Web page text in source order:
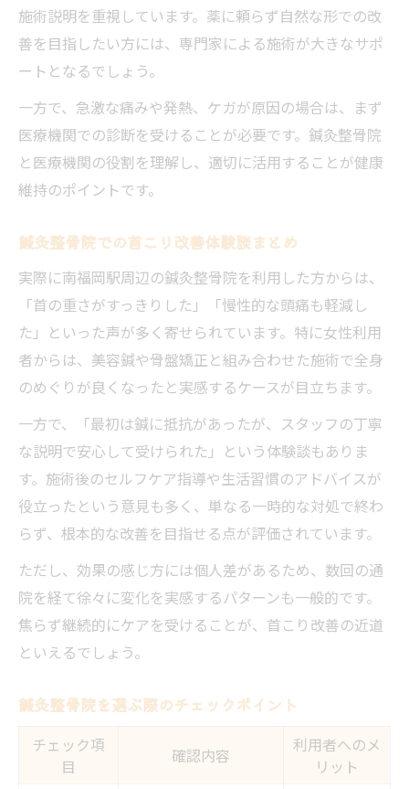
施術説明を重視しています。薬に頼らず自然な形での改
善を目指したい方には、専門家による施術が大きなサポ
ートとなるでしょう。
一方で、急激な痛みや発熱、ケガが原因の場合は、まず
医療機関での診断を受けることが必要です。鍼灸整骨院
と医療機関の役割を理解し、適切に活用することが健康
維持のポイントです。
鍼灸整骨院での首こり改善体験談まとめ
実際に南福岡駅周辺の鍼灸整骨院を利用した方からは、
「首の重さがすっきりした」「慢性的な頭痛も軽減し
た」といった声が多く寄せられています。特に女性利用
者からは、美容鍼や骨盤矯正と組み合わせた施術で全身
のめぐりが良くなったと実感するケースが目立ちます。
一方で、「最初は鍼に抵抗があったが、スタッフの丁寧
な説明で安心して受けられた」という体験談もありま
す。施術後のセルフケア指導や生活習慣のアドバイスが
役立ったという意見も多く、単なる一時的な対処で終わ
らず、根本的な改善を目指せる点が評価されています。
ただし、効果の感じ方には個人差があるため、数回の通
院を経て徐々に変化を実感するパターンも一般的です。
焦らず継続的にケアを受けることが、首こり改善の近道
といえるでしょう。
鍼灸整骨院を選ぶ際のチェックポイント
チェック項
目
確認内容
利用者へのメ
リット